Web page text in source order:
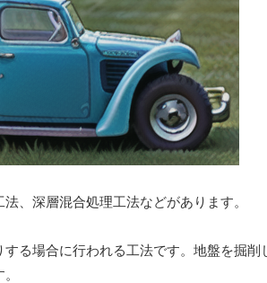
、深層混合処理工法などがあります。
る場合に行われる工法です。地盤を掘削